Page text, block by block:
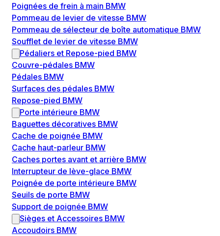
Poignées de frein à main BMW
Pommeau de levier de vitesse BMW
Pommeau de sélecteur de boîte automatique BMW
Soufflet de levier de vitesse BMW
Pédaliers et Repose-pied BMW
Couvre-pédales BMW
Pédales BMW
Surfaces des pédales BMW
Repose-pied BMW
Porte intérieure BMW
Baguettes décoratives BMW
Cache de poignée BMW
Cache haut-parleur BMW
Caches portes avant et arrière BMW
Interrupteur de lève-glace BMW
Poignée de porte intérieure BMW
Seuils de porte BMW
Support de poignée BMW
Sièges et Accessoires BMW
Accoudoirs BMW